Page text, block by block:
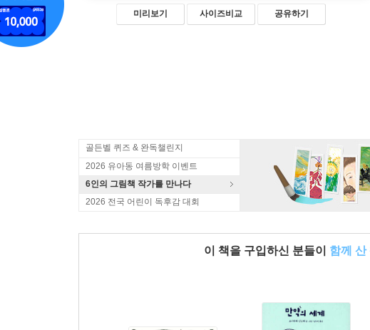
미리보기 사이즈비교 공유하기
골든벨 퀴즈 & 완독챌린지
2026 유아동 여름방학 이벤트
6인의 그림책 작가를 만나다
2026 전국 어린이 독후감 대회
이 책을 구입하신 분들이 함께 산